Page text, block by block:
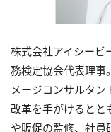
株式会社アイシービ
務検定協会代表理事
メージコンサルタ
改革を手がけると
や販促の監修、社員